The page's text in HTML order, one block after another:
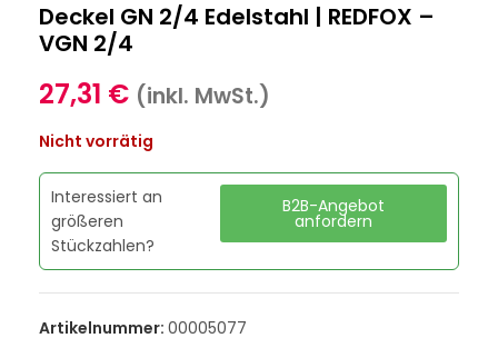
Deckel GN 2/4 Edelstahl | REDFOX –
VGN 2/4
27,31 € (inkl. MwSt.)
Nicht vorrätig
Interessiert an
größeren
Stückzahlen?
B2B-Angebot
anfordern
Artikelnummer: 00005077